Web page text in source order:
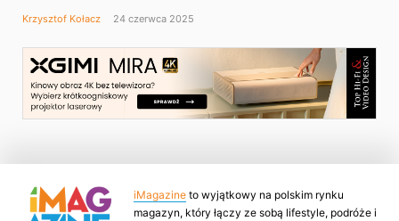
Krzysztof Kołacz 24 czerwca 2025
iMagazine to wyjątkowy na polskim rynku
magazyn, który łączy ze sobą lifestyle, podróże i